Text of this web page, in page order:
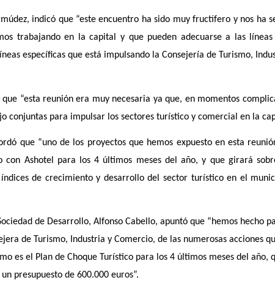
indicó que “este encuentro ha sido muy fructífero y nos ha
trabajando en la capital y que pueden adecuarse a las
específicas que está impulsando la Consejería de Turismo,
“esta reunión era muy necesaria ya que, en momentos
conjuntas para impulsar los sectores turístico y comercial en la
que “uno de los proyectos que hemos expuesto en esta
con Ashotel para los 4 últimos meses del año, y que girará
de crecimiento y desarrollo del sector turístico en el
de Desarrollo, Alfonso Cabello, apuntó que “hemos hecho
de Turismo, Industria y Comercio, de las numerosas acciones
es el Plan de Choque Turístico para los 4 últimos meses del año,
presupuesto de 600.000 euros”.